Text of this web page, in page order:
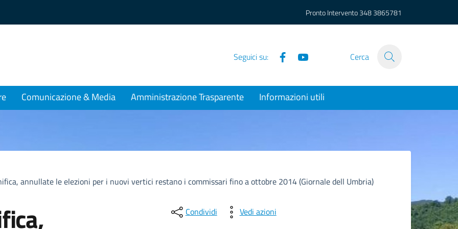
Pronto Intervento348 3865781
Seguici su: Facebook Cerca
Comunicazione & Media Amministrazione Trasparente Informazioni utili
annullate le elezioni per i nuovi vertici restano i commissari fino a ottobre 2014 (Giornale dell Umbria)
Condividi Vedi azioni